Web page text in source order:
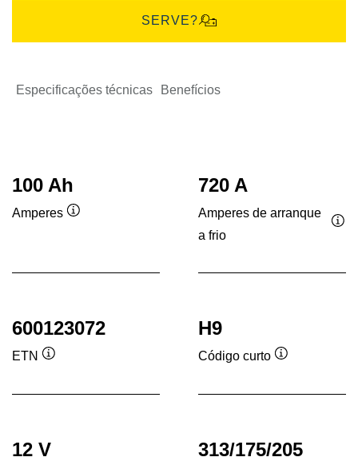
SERVE?
Especificações técnicas Benefícios
100 Ah
Amperes
720 A
Amperes de arranque
a frio
600123072
ETN
ferramenta
H9
Código curto
ferramenta
12 V 313/175/205